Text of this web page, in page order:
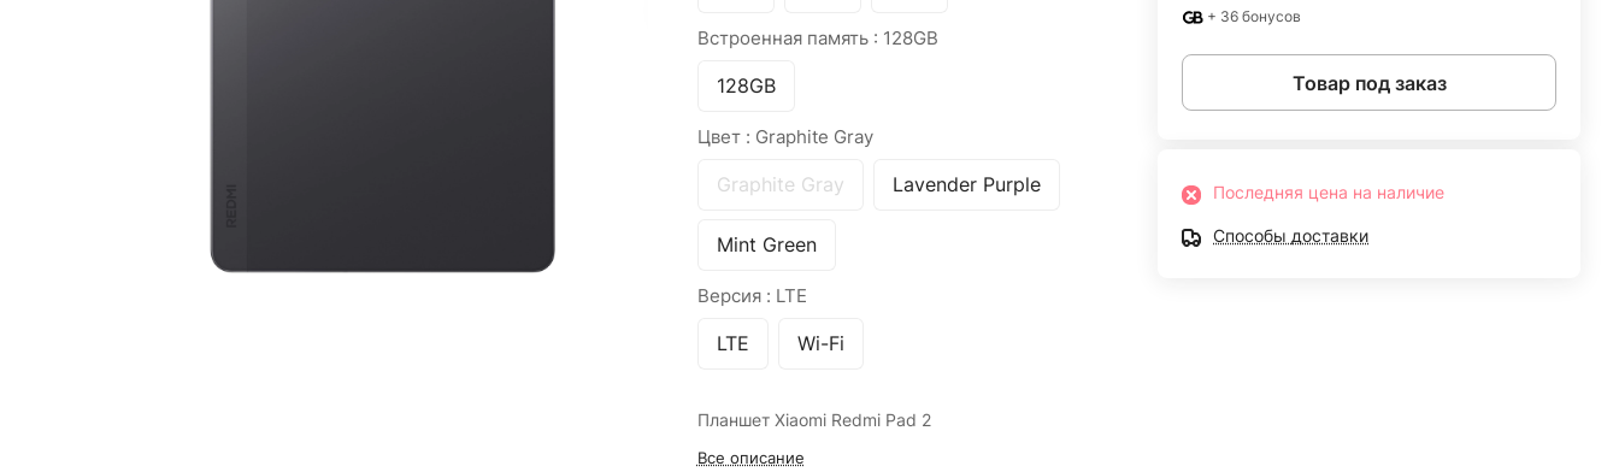
Встроенная память : 128GB
128GB
Цвет : Graphite Gray
Graphite Gray Lavender Purple
Mint Green
Версия : LTE
LTE Wi-Fi
Планшет Xiaomi Redmi Pad 2
Все описание
+ 36 бонусов
Товар под заказ
Последняя цена на наличие
Способы доставки